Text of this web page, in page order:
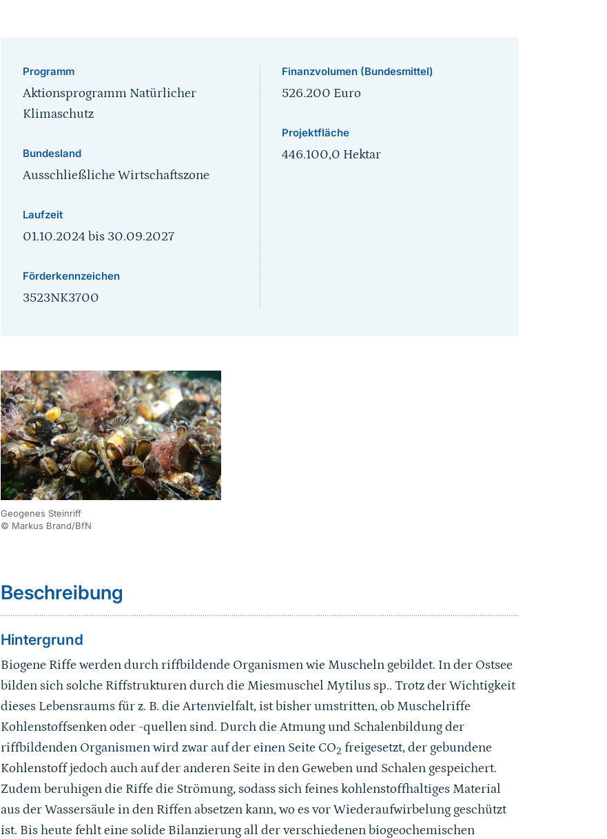
Programm
Aktionsprogramm Natürlicher
Klimaschutz
Bundesland
Ausschließliche Wirtschaftszone
Laufzeit
01.10.2024 bis 30.09.2027
Förderkennzeichen
3523NK3700
Finanzvolumen (Bundesmittel)
526.200 Euro
Projektfläche
446.100,0 Hektar
Geogenes Steinriff
© Markus Brand/BfN
Beschreibung
Hintergrund
Biogene Riffe werden durch riffbildende Organismen wie Muscheln gebildet. In der Ostsee
bilden sich solche Riffstrukturen durch die Miesmuschel Mytilus sp.. Trotz der Wichtigkeit
dieses Lebensraums für z. B. die Artenvielfalt, ist bisher umstritten, ob Muschelriffe
Kohlenstoffsenken oder -quellen sind. Durch die Atmung und Schalenbildung der
riffbildenden Organismen wird zwar auf der einen Seite CO2 freigesetzt, der gebundene
Kohlenstoff jedoch auch auf der anderen Seite in den Geweben und Schalen gespeichert.
Zudem beruhigen die Riffe die Strömung, sodass sich feines kohlenstoffhaltiges Material
aus der Wassersäule in den Riffen absetzen kann, wo es vor Wiederaufwirbelung geschützt
ist. Bis heute fehlt eine solide Bilanzierung all der verschiedenen biogeochemischen